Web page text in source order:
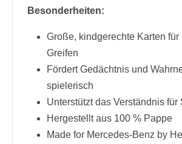
Besonderheiten:
Große, kindgerechte Karten für
Greifen
Fördert Gedächtnis und
spielerisch
Unterstützt das Verständnis für
Hergestellt aus 100 % Pappe
Made for Mercedes-Benz by